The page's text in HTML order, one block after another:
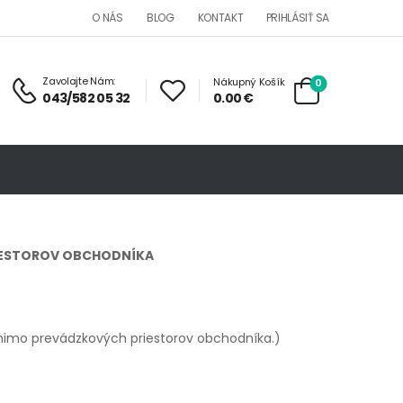
O NÁS BLOG KONTAKT PRIHLÁSIŤ SA
Zavolajte Nám:
043/582 05 32
Nákupný Košík
0.00€
0
OBCHODNÍKA
prevádzkových priestorov obchodníka.)